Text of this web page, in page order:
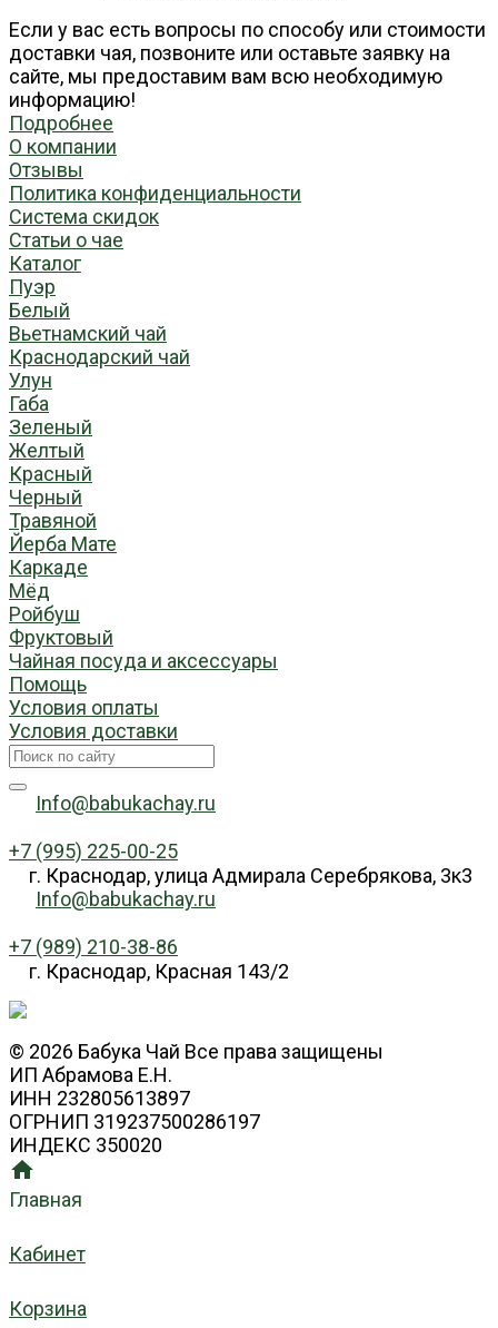
Если у вас есть вопросы по способу или стоимости
доставки чая, позвоните или оставьте заявку на
сайте, мы предоставим вам всю необходимую
информацию!
Подробнее
О компании
Отзывы
Политика конфиденциальности
Система скидок
Статьи о чае
Каталог
Пуэр
Белый
Вьетнамский чай
Краснодарский чай
Улун
Габа
Зеленый
Желтый
Красный
Черный
Травяной
Йерба Мате
Каркаде
Мёд
Ройбуш
Фруктовый
Чайная посуда и аксессуары
Помощь
Условия оплаты
Условия доставки
Info@babukachay.ru
+7 (995) 225-00-25
г. Краснодар, улица Адмирала Серебрякова, 3к3
Info@babukachay.ru
+7 (989) 210-38-86
г. Краснодар, Красная 143/2
© 2026 Бабука Чай Все права защищены
ИП Абрамова Е.Н.
ИНН 232805613897
ОГРНИП 319237500286197
ИНДЕКС 350020
Главная
Кабинет
Корзина